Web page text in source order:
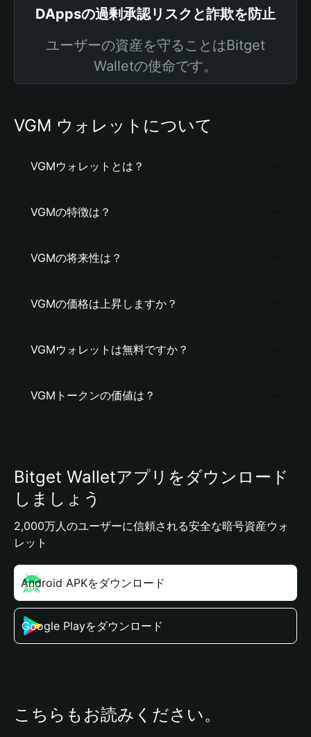
DAppsの過剰承認リスクと詐欺を防止
ユーザーの資産を守ることはBitget
Walletの使命です。
VGM ウォレットについて
VGMウォレットとは？
VGMの特徴は？
VGMの将来性は？
VGMの価格は上昇しますか？
VGMウォレットは無料ですか？
VGMトークンの価値は？
Bitget Walletアプリをダウンロード
しましょう
2,000万人のユーザーに信頼される安全な暗号資産ウォ
レット
Android APKをダウンロード
Google Playをダウンロード
こちらもお読みください。